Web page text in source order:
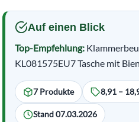
Auf einen Blick
Top-Empfehlung:
KL081575EU7 Tasche mit
7 Produkte 8,91 –
Stand 07.03.2026